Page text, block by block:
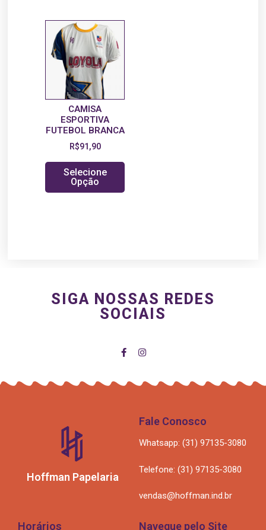
CAMISA
ESPORTIVA
FUTEBOL BRANCA
R$91,90
Selecione
Opção
SIGA NOSSAS REDES
SOCIAIS
Hoffman Papelaria
Fale Conosco
Whatsapp: (31) 97135-3080
Telefone: (31) 97135-3080
vendas@hoffman.ind.br
Horários Navegue pelo Site